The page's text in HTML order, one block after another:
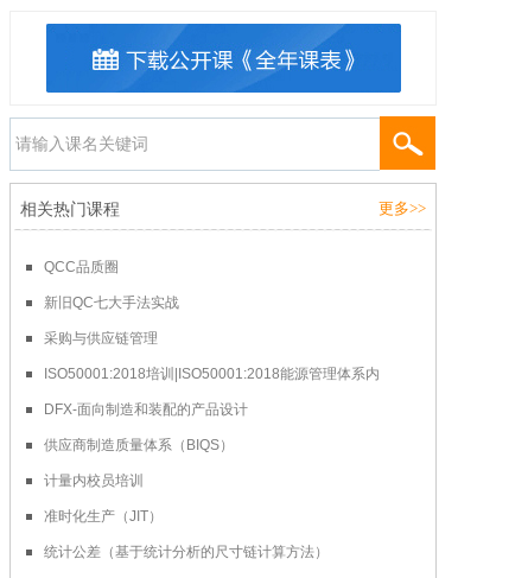
5月21-23日/7月19-21日/8月22-24日 上海
报名
电镀系统评估（第三版）
4月25-25日/6月17-18日/8月15-16日/上海 上海
相关热门课程 更多>>
QCC品质圈
新旧QC七大手法实战
采购与供应链管理
ISO50001:2018培训|ISO50001:2018能源管理体系内
DFX-面向制造和装配的产品设计
供应商制造质量体系（BIQS）
计量内校员培训
准时化生产（JIT）
统计公差（基于统计分析的尺寸链计算方法）